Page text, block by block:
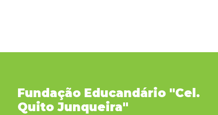
Fundação Educandário "Cel.
Quito Junqueira"